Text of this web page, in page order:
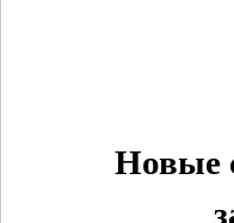
Новые